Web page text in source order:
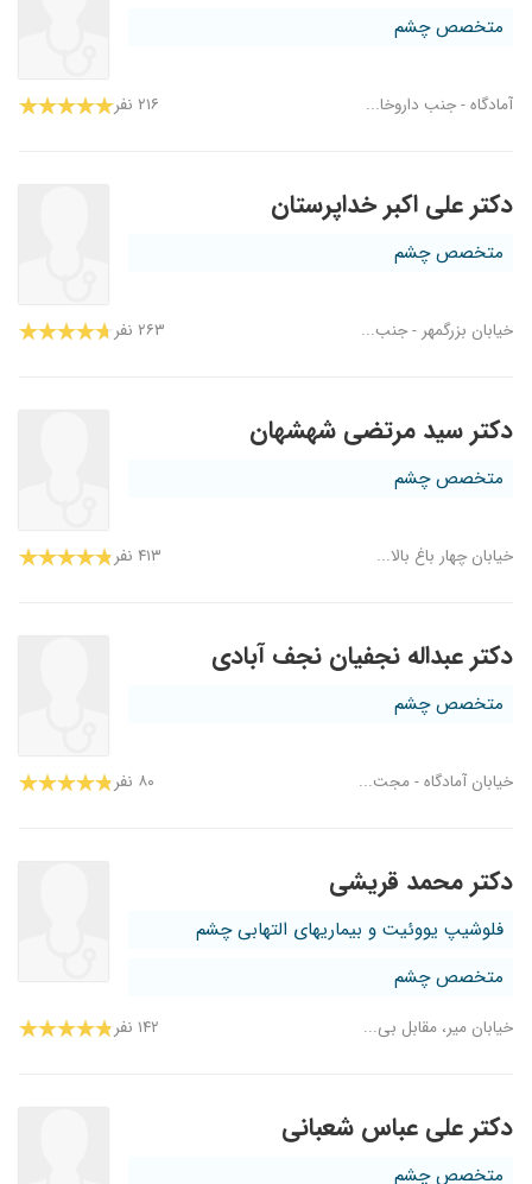
متخصص چشم
آمادگاه - جنب داروخا... ۲۱۶ نفر
دکتر علی اکبر خداپرستان
متخصص چشم
خیابان بزرگمهر - جنب... ۲۶۳ نفر
دکتر سید مرتضی شهشهان
متخصص چشم
خیابان چهار باغ بالا... ۴۱۳ نفر
دکتر عبداله نجفیان نجف آبادی
متخصص چشم
خیابان آمادگاه - مجت... ۸۰ نفر
دکتر محمد قریشی
فلوشیپ یووئیت و بیماریهای التهابی چشم
متخصص چشم
خیابان میر، مقابل بی... ۱۴۲ نفر
دکتر علی عباس شعبانی
متخصص چشم